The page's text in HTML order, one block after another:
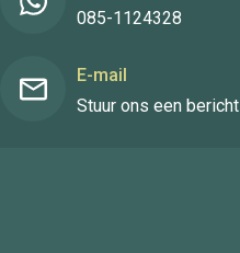
085-1124328
E-mail
Stuur ons een bericht